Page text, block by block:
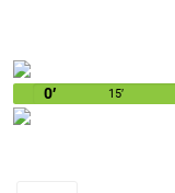
0′ 15′